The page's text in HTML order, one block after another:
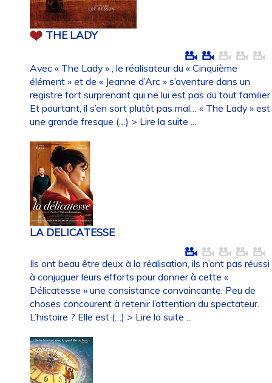
THE LADY
Avec « The Lady » , le réalisateur du « Cinquième
élément » et de « Jeanne d’Arc » s’aventure dans un
registre fort surprenant qui ne lui est pas du tout familier.
Et pourtant, il s’en sort plutôt pas mal… « The Lady » est
une grande fresque (…) > Lire la suite ...
LA DELICATESSE
Ils ont beau être deux à la réalisation, ils n’ont pas réussi
à conjuguer leurs efforts pour donner à cette «
Délicatesse » une consistance convaincante. Peu de
choses concourent à retenir l’attention du spectateur.
L’histoire ? Elle est (…) > Lire la suite ...